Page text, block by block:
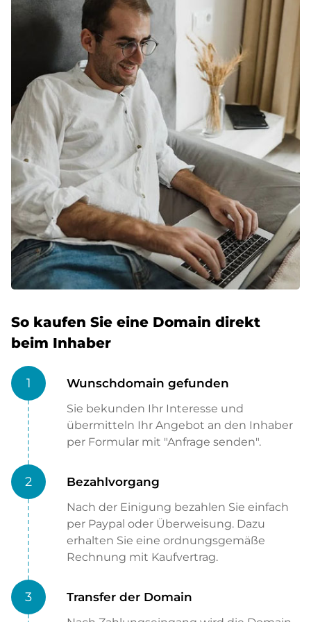
So kaufen Sie eine Domain direkt
beim Inhaber
1 Wunschdomain gefunden
Sie bekunden Ihr Interesse und
übermitteln Ihr Angebot an den Inhaber
per Formular mit "Anfrage senden".
2 Bezahlvorgang
Nach der Einigung bezahlen Sie einfach
per Paypal oder Überweisung. Dazu
erhalten Sie eine ordnungsgemäße
Rechnung mit Kaufvertrag.
3 Transfer der Domain